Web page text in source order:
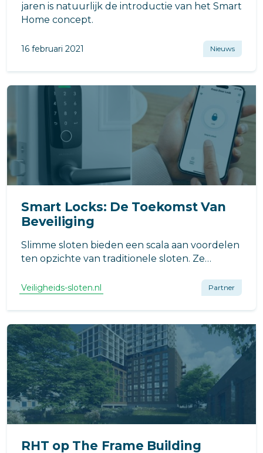
jaren is natuurlijk de introductie van het Smart
Home concept.
16 februari 2021 Nieuws
Smart Locks: De Toekomst Van
Beveiliging
Slimme sloten bieden een scala aan voordelen
ten opzichte van traditionele sloten. Ze
die voorheen ondenkbaar waren.
Veiligheids-sloten.nl Partner
RHT op The Frame Building